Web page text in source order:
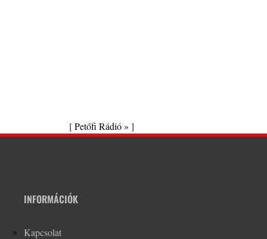
[Petőfi Rádió » ]
INFORMÁCIÓK
Kapcsolat